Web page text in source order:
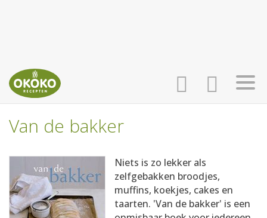
AANMELDEN
HOME
RECEPTEN
Van de bakker
Niets is zo lekker als
zelfgebakken broodjes,
muffins, koekjes, cakes en
taarten. 'Van de bakker' is een